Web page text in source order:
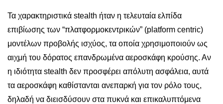
Τα χαρακτηριστικά stealth ήταν η τελευταία ελπίδα
επιβίωσης των “πλατφορμοκεντρικών” (platform centric)
μοντέλων προβολής ισχύος, τα οποία χρησιμοποιούν ως
αιχμή του δόρατος επανδρωμένα αεροσκάφη κρούσης. Αν
η ιδιότητα stealth δεν προσφέρει απόλυτη ασφάλεια, αυτά
τα αεροσκάφη καθίστανται ανεπαρκή για τον ρόλο τους,
δηλαδή να διεισδύσουν στα πυκνά και επικαλυπτόμενα